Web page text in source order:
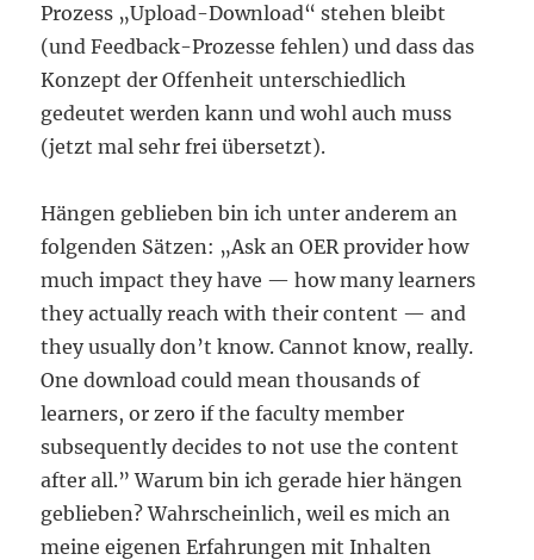
Prozess „Upload-Download“ stehen bleibt
(und Feedback-Prozesse fehlen) und dass das
Konzept der Offenheit unterschiedlich
gedeutet werden kann und wohl auch muss
(jetzt mal sehr frei übersetzt).
Hängen geblieben bin ich unter anderem an
folgenden Sätzen: „Ask an OER provider how
much impact they have — how many learners
they actually reach with their content — and
they usually don’t know. Cannot know, really.
One download could mean thousands of
learners, or zero if the faculty member
subsequently decides to not use the content
after all.” Warum bin ich gerade hier hängen
geblieben? Wahrscheinlich, weil es mich an
meine eigenen Erfahrungen mit Inhalten